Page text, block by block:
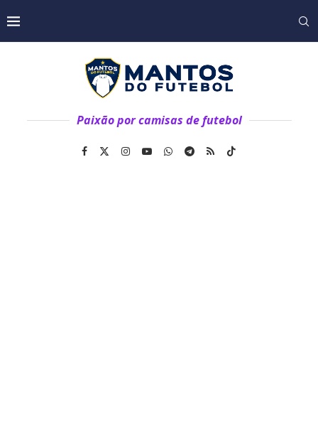
Paixão por camisas de futebol